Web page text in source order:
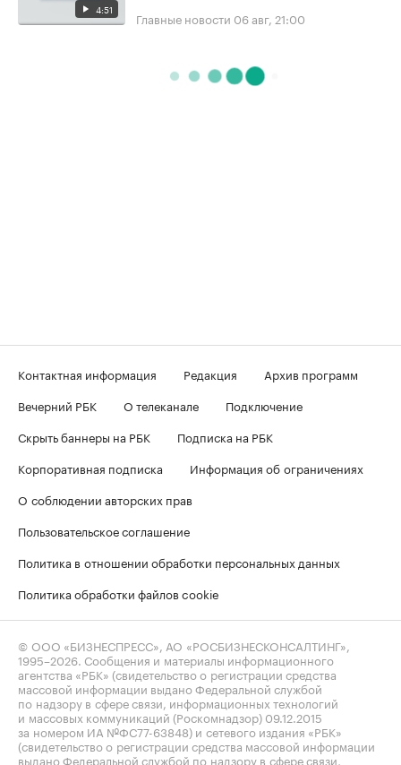
4:51 Главные новости 06 авг, 21:00
Контактная информация Редакция
Архив программ
Вечерний РБК
О телеканале
Подключение
Скрыть баннеры на РБК
Подписка на РБК
Корпоративная подписка
Информация об ограничениях
О соблюдении авторских прав
Пользовательское соглашение
Политика в отношении обработки персональных данных
Политика обработки файлов cookie
© ООО «БИЗНЕСПРЕСС», АО «РОСБИЗНЕСКОНСАЛТИНГ»,
1995–2026 . Сообщения и материалы информационного
агентства «РБК» (свидетельство о регистрации средства
массовой информации выдано Федеральной службой
по надзору в сфере связи, информационных технологий
и массовых коммуникаций (Роскомнадзор) 09.12.2015
за номером ИА №ФС77-63848) и сетевого издания «РБК»
(свидетельство о регистрации средства массовой информации
выдано Федеральной службой по надзору в сфере связи,